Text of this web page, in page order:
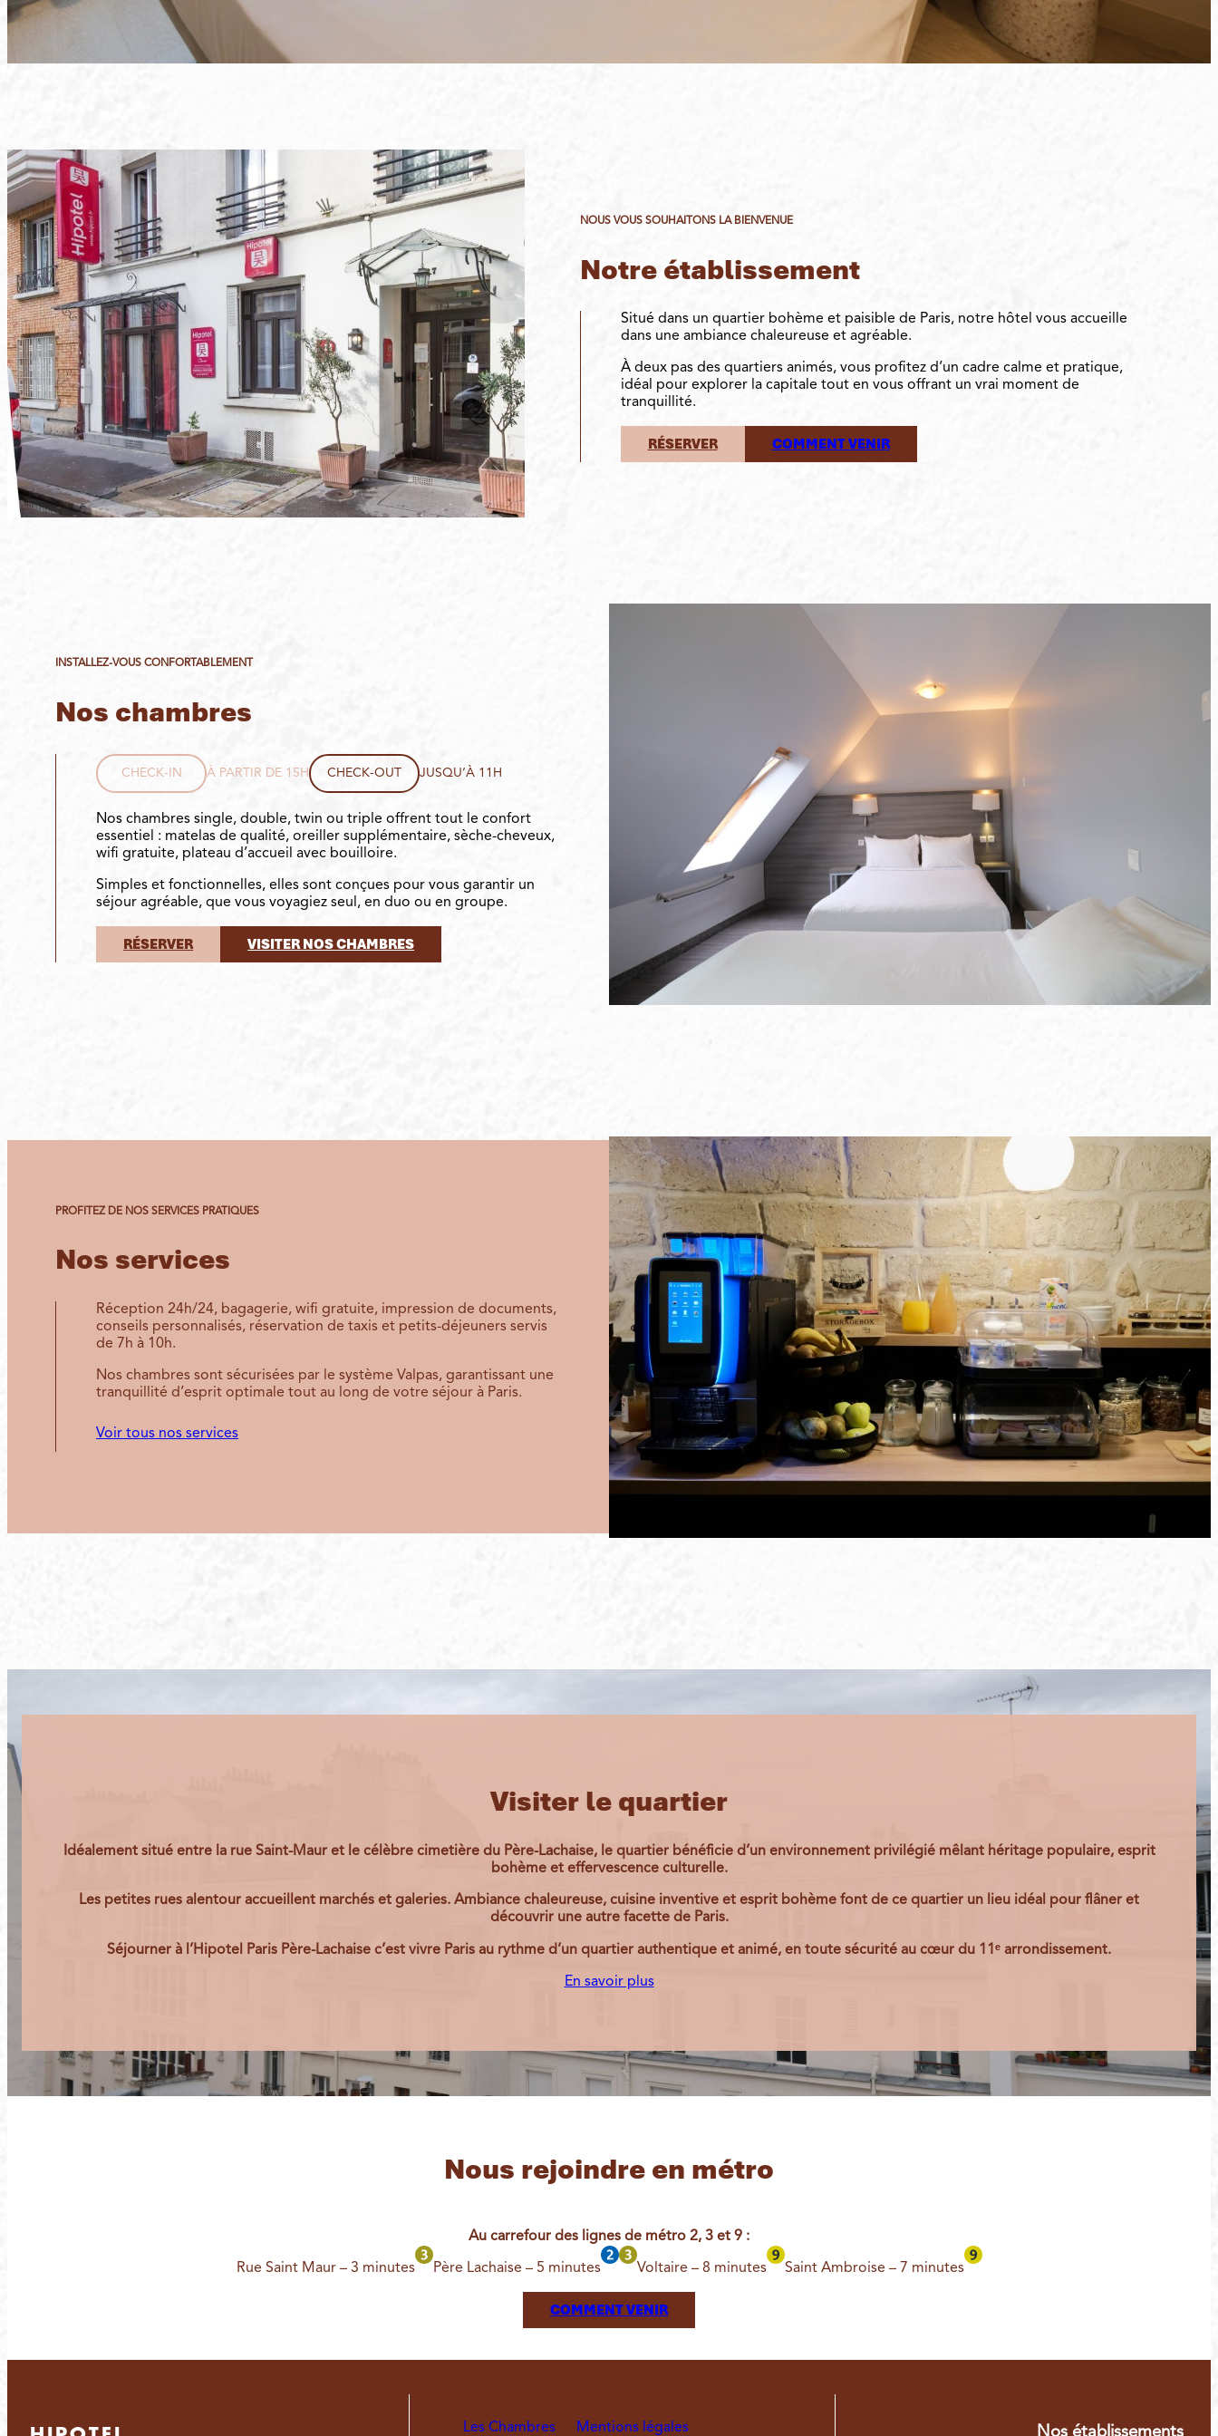
NOUS VOUS SOUHAITONS LA BIENVENUE
Notre établissement
Situé dans un quartier bohème et paisible de Paris, notre hôtel vous accueille
dans une ambiance chaleureuse et agréable.
À deux pas des quartiers animés, vous profitez d’un cadre calme et pratique,
idéal pour explorer la capitale tout en vous offrant un vrai moment de
tranquillité.
RÉSERVER COMMENT VENIR
INSTALLEZ-VOUS CONFORTABLEMENT
Nos chambres
CHECK-IN À PARTIR DE 15H CHECK-OUT JUSQU’À 11H
Nos chambres single, double, twin ou triple offrent tout le confort
essentiel : matelas de qualité, oreiller supplémentaire, sèche-cheveux,
wifi gratuite, plateau d’accueil avec bouilloire.
Simples et fonctionnelles, elles sont conçues pour vous garantir un
séjour agréable, que vous voyagiez seul, en duo ou en groupe.
RÉSERVER VISITER NOS CHAMBRES
PROFITEZ DE NOS SERVICES PRATIQUES
Nos services
Réception 24h/24, bagagerie, wifi gratuite, impression de documents,
conseils personnalisés, réservation de taxis et petits-déjeuners servis
de 7h à 10h.
Nos chambres sont sécurisées par le système Valpas, garantissant une
tranquillité d’esprit optimale tout au long de votre séjour à Paris.
Voir tous nos services
Visiter le quartier
Idéalement situé entre la rue Saint-Mauret le célèbre cimetière du Père-Lachaise, le quartier bénéficie d’un environnement privilégié mêlant héritage populaire, esprit
bohème et effervescence culturelle.
Les petites rues alentour accueillent marchés et galeries. Ambiance chaleureuse, cuisine inventive et esprit bohème font de ce quartier un lieu idéal pour flâner et
découvrir une autre facette de Paris.
Séjourner à l’Hipotel Paris Père-Lachaise c’est vivre Paris au rythme d’un quartier authentique et animé, en toute sécurité au cœur du 11ᵉ arrondissement.
En savoir plus
Nous rejoindre en métro
Au carrefour des lignes de métro 2, 3 et 9 :
Rue Saint Maur – 3 minutes Père Lachaise – 5 minutes Voltaire – 8 minutes Saint Ambroise – 7 minutes
COMMENT VENIR
Les Chambres Mentions légales Nos établissements